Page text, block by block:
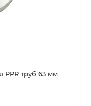
PPR труб 63 мм